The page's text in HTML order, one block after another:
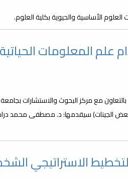
الأساسية والحيوية بكلية العلوم.
علم المعلومات
مع مركز البحوث والاستشارات
الاستراتيجي